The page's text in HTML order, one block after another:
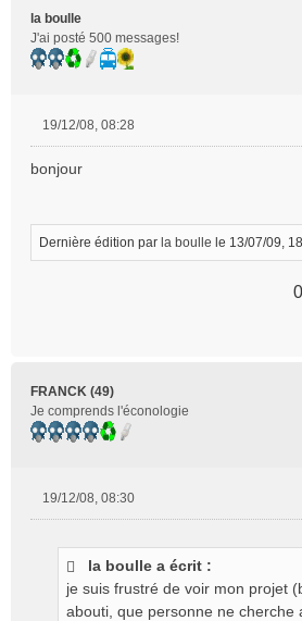
la boulle
J'ai posté 500 messages!
s
g
e
19/12/08, 08:28
bonjour
Dernière édition par la boulle le 13/07/09,
0
FRANCK (49)
Je comprends l'éconologie
19/12/08, 08:30
la boulle a écrit :
je suis frustré de voir mon projet
abouti, que personne ne cherche